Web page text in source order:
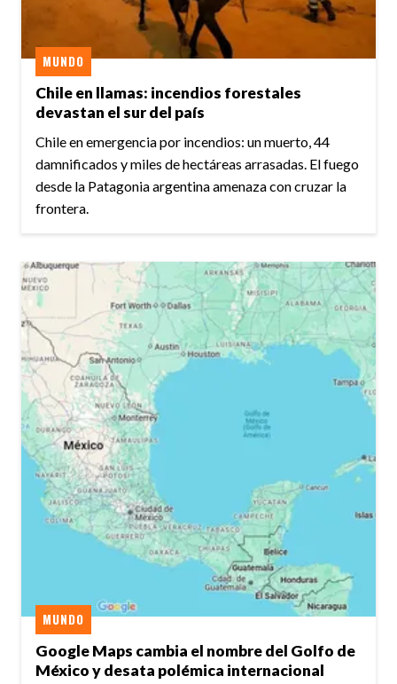
Chile en llamas: incendios forestales
devastan el sur del país
MUNDO
Chile en emergencia por incendios: un muerto, 44
damnificados y miles de hectáreas arrasadas. El fuego
desde la Patagonia argentina amenaza con cruzar la
frontera.
Google Maps cambia el nombre del Golfo de
México y desata polémica internacional
MUNDO